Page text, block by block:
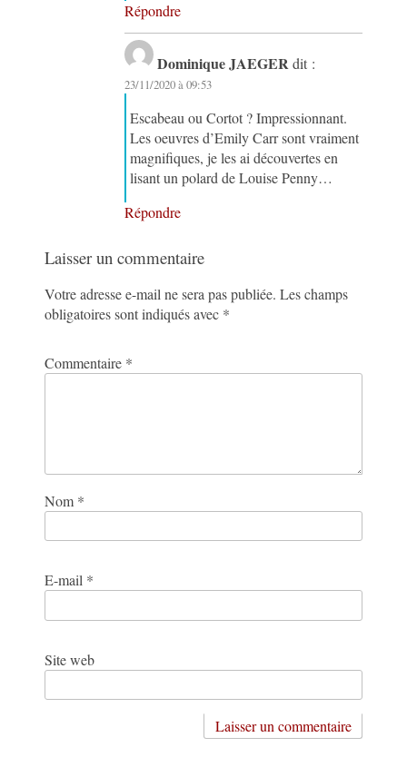
Répondre
Dominique JAEGER dit :
23/11/2020 à 09:53
Escabeau ou Cortot ? Impressionnant.
Les oeuvres d’Emily Carr sont vraiment
magnifiques, je les ai découvertes en
lisant un polard de Louise Penny…
Répondre
Laisser un commentaire
Votre adresse e-mail ne sera pas publiée. Les champs
obligatoires sont indiqués avec *
Commentaire *
Nom *
E-mail *
Site web